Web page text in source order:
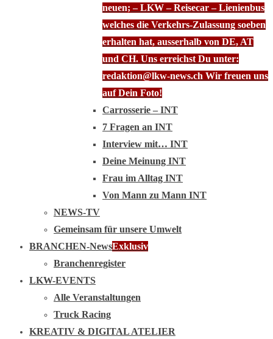
neuen; – LKW – Reisecar – Lienienbus
welches die Verkehrs-Zulassung soeben
erhalten hat, ausserhalb von DE, AT
und CH. Uns erreichst Du unter:
redaktion@lkw-news.ch Wir freuen uns
auf Dein Foto!
Carrosserie – INT
7 Fragen an INT
Interview mit… INT
Deine Meinung INT
Frau im Alltag INT
Von Mann zu Mann INT
NEWS-TV
Gemeinsam für unsere Umwelt
BRANCHEN-NewsExklusiv
Branchenregister
LKW-EVENTS
Alle Veranstaltungen
Truck Racing
KREATIV & DIGITAL ATELIER